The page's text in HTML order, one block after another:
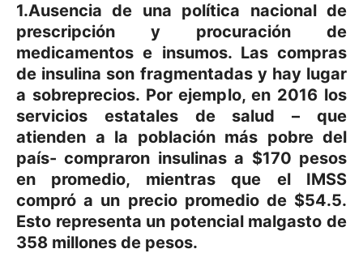
1.Ausencia de una política nacional de
prescripción y procuración de
medicamentos e insumos. Las compras
de insulina son fragmentadas y hay lugar
a sobreprecios. Por ejemplo, en 2016 los
servicios estatales de salud – que
atienden a la población más pobre del
país- compraron insulinas a $170 pesos
en promedio, mientras que el IMSS
compró a un precio promedio de $54.5.
Esto representa un potencial malgasto de
358 millones de pesos.